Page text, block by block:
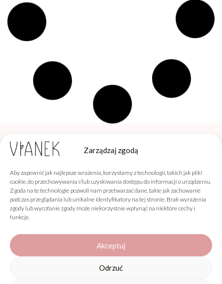
Zarządzaj zgodą
Aby zapewnić jak najlepsze wrażenia, korzystamy z technologii, takich jak pliki
cookie, do przechowywania i/lub uzyskiwania dostępu do informacji o urządzeniu.
Zgoda na te technologie pozwoli nam przetwarzać dane, takie jak zachowanie
podczas przeglądania lub unikalne identyfikatory na tej stronie. Brak wyrażenia
zgody lub wycofanie zgody może niekorzystnie wpłynąć na niektóre cechy i
funkcje.
Akceptuj
Odrzuć
Sylveco sp. z o.o.
Producent Kosmetyków Naturalnych
Łąka 260F, 36-004 Łąka